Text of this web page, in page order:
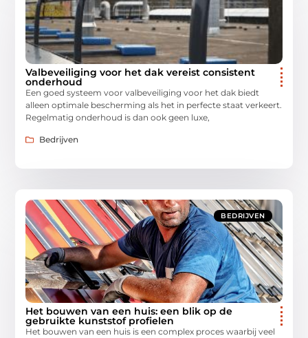
Valbeveiliging voor het dak vereist consistent
onderhoud
Een goed systeem voor valbeveiliging voor het dak biedt
alleen optimale bescherming als het in perfecte staat verkeert.
Regelmatig onderhoud is dan ook geen luxe,
Bedrijven
BEDRIJVEN
Het bouwen van een huis: een blik op de
gebruikte kunststof profielen
Het bouwen van een huis is een complex proces waarbij veel